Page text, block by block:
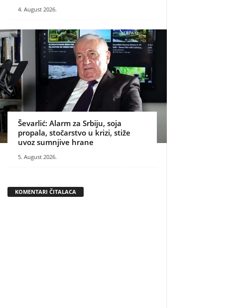
4. August 2026.
Ševarlić: Alarm za Srbiju, soja
propala, stočarstvo u krizi, stiže
uvoz sumnjive hrane
5. August 2026.
KOMENTARI ČITALACA